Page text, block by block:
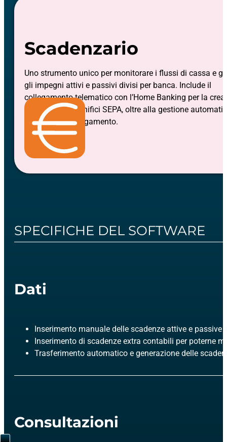
Scadenzario
Uno strumento unico per monitorare i flussi di cassa e
gli impegni attivi e passivi divisi per banca. Include il
collegamento telematico con l’Home Banking per la
di file Ri.ba. e bonifici SEPA, oltre alla gestione
dei solleciti di pagamento.
SPECIFICHE DEL SOFTWARE
Dati
Inserimento manuale delle scadenze attive e passive
Inserimento di scadenze extra contabili per poterne
Trasferimento automatico e generazione delle
Consultazioni